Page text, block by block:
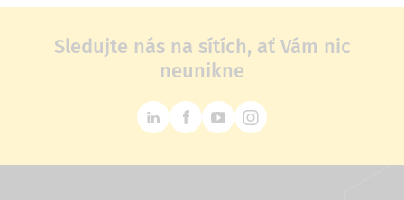
Sledujte nás na sítích, ať Vám nic
neunikne